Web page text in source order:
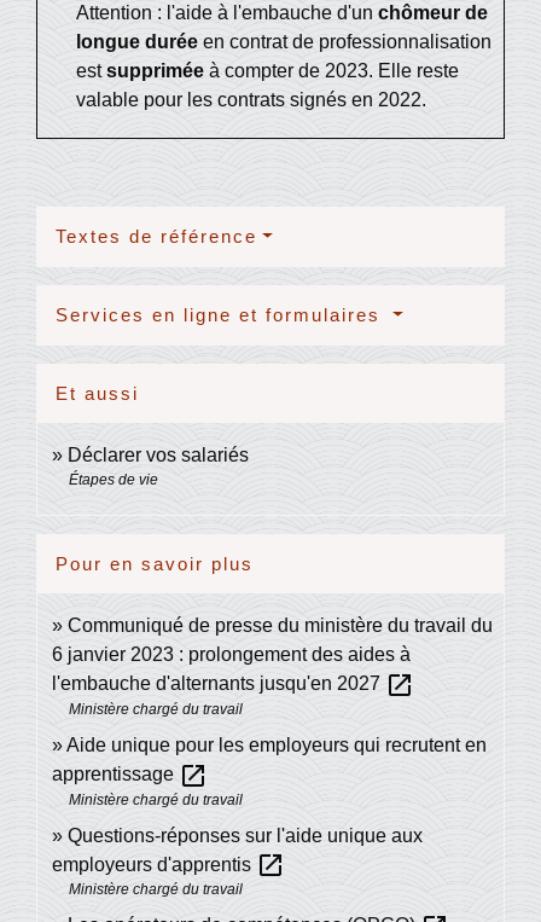
Attention : l'aide à l'embauche d'un chômeur de
longue durée en contrat de professionnalisation
estsupprimée à compter de 2023. Elle reste
valable pour les contrats signés en 2022.
Textes de référence
Services en ligne et formulaires
Et aussi
Déclarer vos salariés
Étapes de vie
Pour en savoir plus
Communiqué de presse du ministère du travail du
6 janvier 2023 : prolongement des aides à
l'embauche d'alternants jusqu'en 2027 open_in_new
Ministère chargé du travail
Aide unique pour les employeurs qui recrutent en
apprentissage open_in_new
Ministère chargé du travail
Questions-réponses sur l'aide unique aux
employeurs d'apprentis open_in_new
Ministère chargé du travail